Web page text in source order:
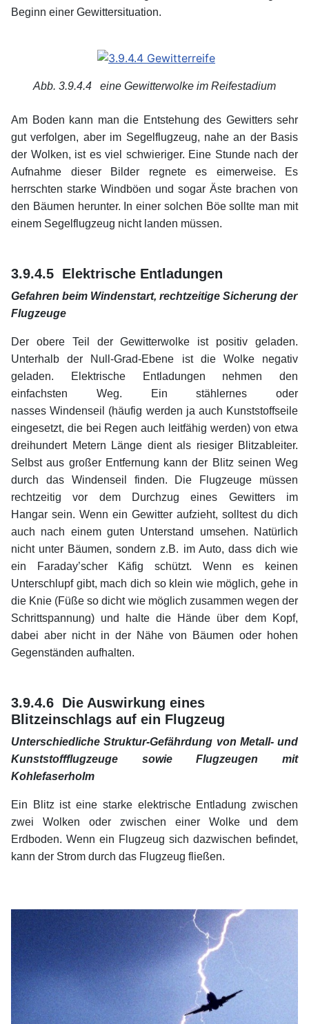
Beginn einer Gewittersituation.
Abb. 3.9.4.4 eine Gewitterwolke im Reifestadium
Am Boden kann man die Entstehung des Gewitters sehr
gut verfolgen, aber im Segelflugzeug, nahe an der Basis
der Wolken, ist es viel schwieriger. Eine Stunde nach der
Aufnahme dieser Bilder regnete es eimerweise. Es
herrschten starke Windböen und sogar Äste brachen von
den Bäumen herunter. In einer solchen Böe sollte man mit
einem Segelflugzeug nicht landen müssen.
3.9.4.5 Elektrische Entladungen
Gefahren beim Windenstart, rechtzeitige Sicherung der
Flugzeuge
Der obere Teil der Gewitterwolke ist positiv geladen.
Unterhalb der Null-Grad-Ebene ist die Wolke negativ
geladen. Elektrische Entladungen nehmen den
einfachsten Weg. Ein stählernes oder
nasses Windenseil (häufig werden ja auch Kunststoffseile
eingesetzt, die bei Regen auch leitfähig werden) von etwa
dreihundert Metern Länge dient als riesiger Blitzableiter.
Selbst aus großer Entfernung kann der Blitz seinen Weg
durch das Windenseil finden. Die Flugzeuge müssen
rechtzeitig vor dem Durchzug eines Gewitters im
Hangar sein. Wenn ein Gewitter aufzieht, solltest du dich
auch nach einem guten Unterstand umsehen. Natürlich
nicht unter Bäumen, sondern z.B. im Auto, dass dich wie
ein Faraday’scher Käfig schützt. Wenn es keinen
Unterschlupf gibt, mach dich so klein wie möglich, gehe in
die Knie (Füße so dicht wie möglich zusammen wegen der
Schrittspannung) und halte die Hände über dem Kopf,
dabei aber nicht in der Nähe von Bäumen oder hohen
Gegenständen aufhalten.
3.9.4.6 Die Auswirkung eines
Blitzeinschlags auf ein Flugzeug
Unterschiedliche Struktur-Gefährdung von Metall- und
Kunststoffflugzeuge sowie Flugzeugen mit
Kohlefaserholm
Ein Blitz ist eine starke elektrische Entladung zwischen
zwei Wolken oder zwischen einer Wolke und dem
Erdboden. Wenn ein Flugzeug sich dazwischen befindet,
kann der Strom durch das Flugzeug fließen.